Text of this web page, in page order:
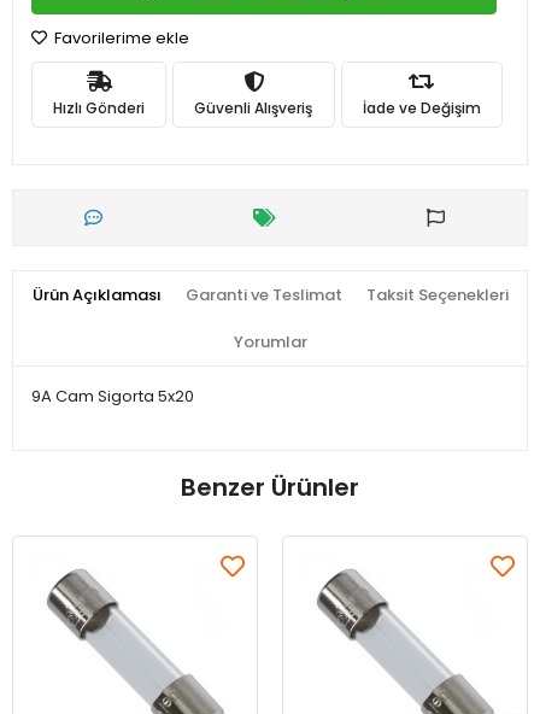
Favorilerime ekle
Hızlı Gönderi Güvenli Alışveriş İade ve Değişim
Ürün Açıklaması Garanti ve Teslimat Taksit Seçenekleri
Yorumlar
9A Cam Sigorta 5x20
Benzer Ürünler